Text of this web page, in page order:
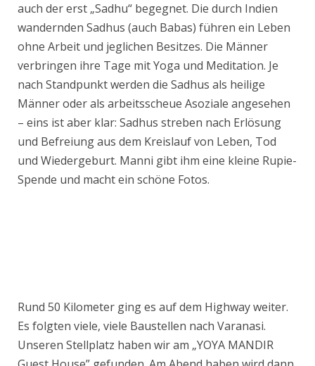
auch der erst „Sadhu“ begegnet. Die durch Indien
wandernden Sadhus (auch Babas) führen ein Leben
ohne Arbeit und jeglichen Besitzes. Die Männer
verbringen ihre Tage mit Yoga und Meditation. Je
nach Standpunkt werden die Sadhus als heilige
Männer oder als arbeitsscheue Asoziale angesehen
– eins ist aber klar: Sadhus streben nach Erlösung
und Befreiung aus dem Kreislauf von Leben, Tod
und Wiedergeburt. Manni gibt ihm eine kleine Rupie-
Spende und macht ein schöne Fotos.
Rund 50 Kilometer ging es auf dem Highway weiter.
Es folgten viele, viele Baustellen nach Varanasi.
Unseren Stellplatz haben wir am „YOYA MANDIR